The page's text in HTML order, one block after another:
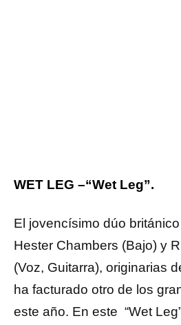
WET LEG –“Wet Leg”.
El jovencísimo dúo
Hester Chambers (Bajo) y
(Voz, Guitarra), originarias
ha facturado otro de los
este año. En este “Wet